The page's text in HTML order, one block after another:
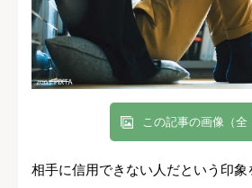
この記事の画像（全
相手に信用できない人だという印